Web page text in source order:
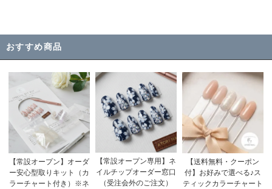
おすすめ商品
【常設オープン】オーダ
ー安心型取りキット（カ
ラーチャート付き）※ネ
【常設オープン専用】ネ
イルチップオーダー窓口
（受注会外のご注文）
【送料無料・クーポン
付】お好みで選べる♪ス
ティックカラーチャート